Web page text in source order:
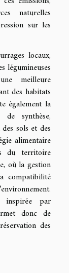
naturelles
sur les
locaux,
légumineuses
meilleure
des habitats
également la
synthèse,
sols et des
alimentaire
du territoire
où la gestion
compatibilité
inspirée par
donc de
des